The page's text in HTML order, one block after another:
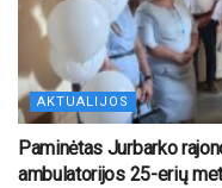
AKTUALIJOS
Paminėtas Jurbarko
ambulatorijos 25-erių